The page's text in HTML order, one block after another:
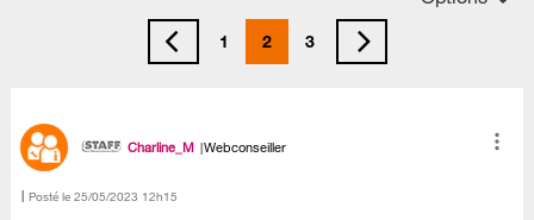
1 2 3
Charline_M Webconseiller
Posté le ‎25/05/2023 12h15